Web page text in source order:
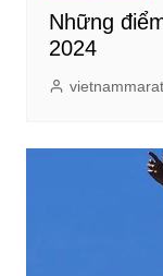
Những
2024